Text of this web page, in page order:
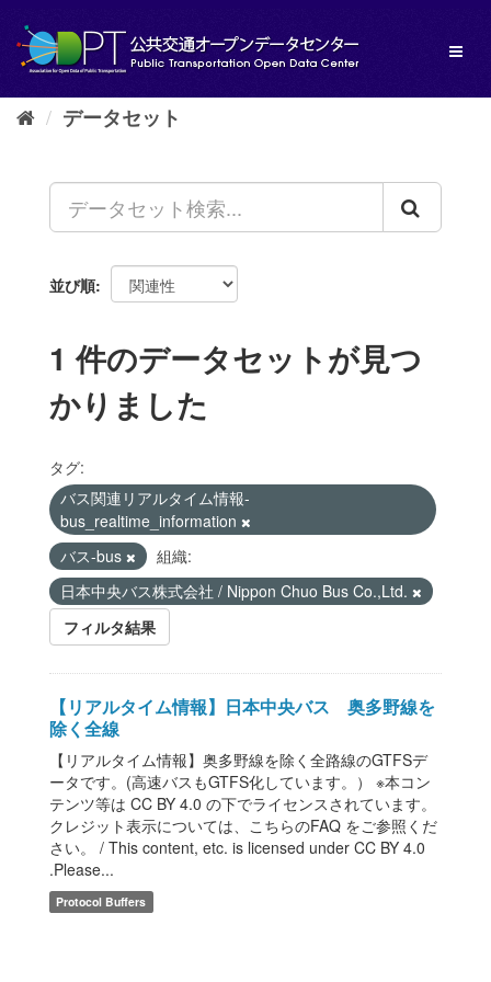
し
データセット
並び順
1 件のデータセットが見つ
かりました
タグ:
バス関連リアルタイム情報-
bus_realtime_information
バス-bus
組織:
日本中央バス株式会社 / Nippon Chuo Bus Co.,Ltd.
フィルタ結果
【リアルタイム情報】日本中央バス 奥多野線を
除く全線
【リアルタイム情報】奥多野線を除く全路線のGTFSデ
ータです。(高速バスもGTFS化しています。） ※本コン
テンツ等は CC BY 4.0 の下でライセンスされています。
クレジット表示については、こちらのFAQ をご参照くだ
さい。 / This content, etc. is licensed under CC BY 4.0
.Please...
Protocol Buffers